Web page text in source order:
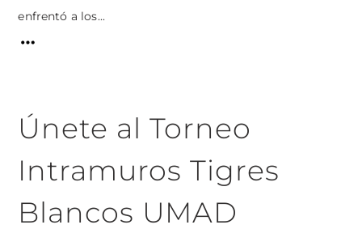
enfrentó a los...
Únete al Torneo
Intramuros Tigres
Blancos UMAD